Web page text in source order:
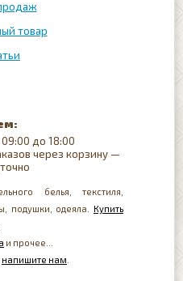
товар
до 18:00
через корзину —
белья, текстиля,
подушки, одеяла. Купить
и прочее...
напишите нам